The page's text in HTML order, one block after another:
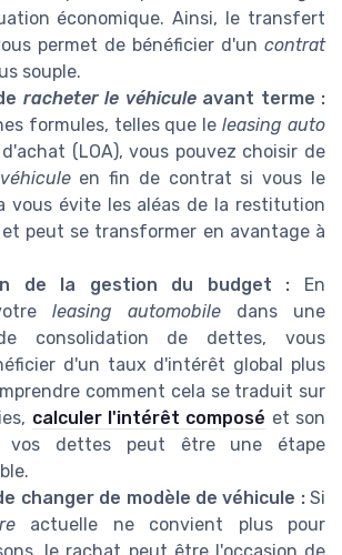
économique. Ainsi, le transfert
permet de bénéficier d'un contrat
souple.
racheter le véhiculeavant terme :
formules, telles que leleasing auto
(LOA), vous pouvez choisir de
en fin de contrat si vous le
vous évite les aléas de la restitution
peut se transformer en avantage à
de la gestion du budget : En
leasing automobile dans une
consolidation de dettes, vous
d'un taux d'intérêt global plus
comment cela se traduit sur
calculer l'intérêt composé et son
vos dettes peut être une étape
changer de modèle de véhicule :Si
actuelle ne convient plus pour